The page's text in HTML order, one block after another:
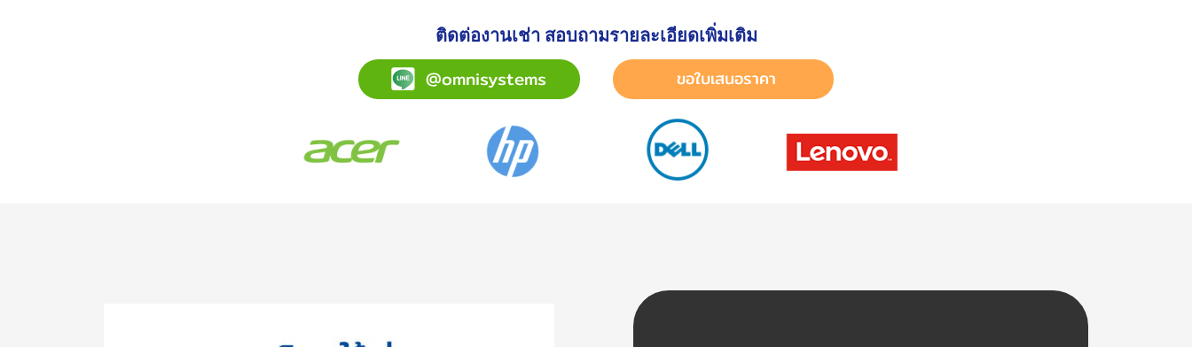
ติดต่องานเช่า สอบถามรายละเอียดเพิ่มเติม
@omnisystems ขอใบเสนอราคา